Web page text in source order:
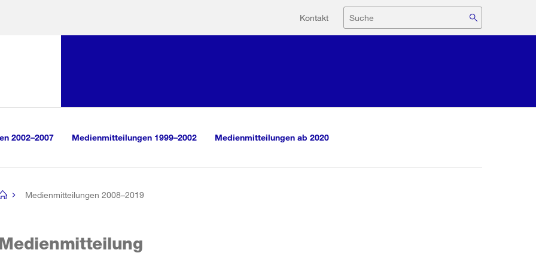
Hilfsnavigation
Kontakt Suche
2002–2007 Medienmitteilungen 1999–2002 Medienmitteilungen ab 2020
Medienmitteilungen 2008–2019